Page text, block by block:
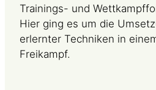
Trainings- und
Hier ging es um die
erlernter Techniken in
Freikampf.